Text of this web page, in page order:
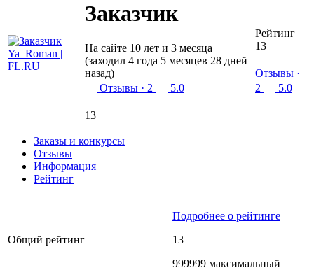
Заказчик
На сайте 10 лет и 3 месяца
(заходил 4 года 5 месяцев 28 дней
назад)
Отзывы · 2 5.0
13
Рейтинг
13
Отзывы ·
2
5.0
Заказы и конкурсы
Отзывы
Информация
Рейтинг
Общий рейтинг
Подробнее о рейтинге
13
999999 максимальный